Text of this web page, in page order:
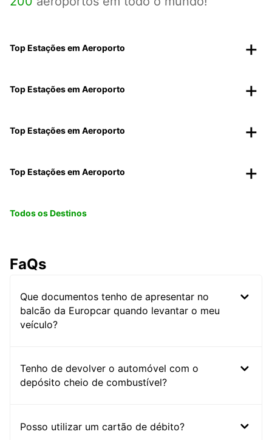
Top Estações em Aeroporto
Top Estações em Aeroporto
Top Estações em Aeroporto
Top Estações em Aeroporto
Todos os Destinos
FaQs
Que documentos tenho de apresentar no
balcão da Europcar quando levantar o meu
veículo?
Tenho de devolver o automóvel com o
depósito cheio de combustível?
Posso utilizar um cartão de débito?